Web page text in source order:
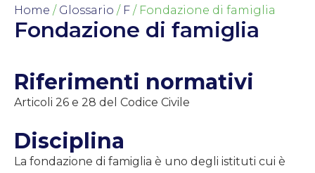
Home / Glossario / F / Fondazione di famiglia
Fondazione di famiglia
Riferimenti normativi
Articoli 26 e 28 del Codice Civile
Disciplina
La fondazione di famiglia è uno degli istituti cui è